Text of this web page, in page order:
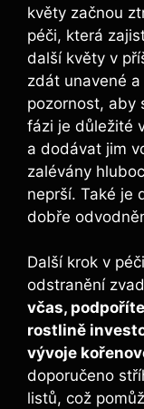
květy začnou
péči, která
další květy v
zdát unavené
pozornost, aby
fázi je ‌důležité
a dodávat jim
zalévány⁤
neprší. Také je
dobře
Další ​krok v
odstranění
​včas,
rostlině
vývoje
doporučeno⁣
listů, což